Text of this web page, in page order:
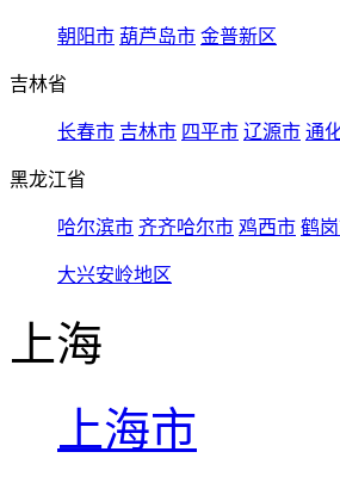
朝阳市 葫芦岛市 金普新区
吉林省
长春市 吉林市 四平市 辽源市 通
黑龙江省
哈尔滨市 齐齐哈尔市 鸡西市 鹤
大兴安岭地区
上海
上海市